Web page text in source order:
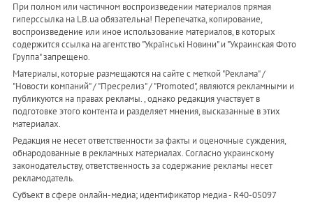
При полном или частичном воспроизведении материалов прямая
гиперссылка на LB.ua обязательна! Перепечатка, копирование,
воспроизведение или иное использование материалов, в которых
содержится ссылка на агентство "Українськi Новини" и "Украинская Фото
Группа" запрещено.
Материалы, которые размещаются на сайте с меткой "Реклама" /
"Новости компаний" / "Пресрелиз" / "Promoted", являются рекламными и
публикуются на правах рекламы. , однако редакция участвует в
подготовке этого контента и разделяет мнения, высказанные в этих
материалах.
Редакция не несет ответственности за факты и оценочные суждения,
обнародованные в рекламных материалах. Согласно украинскому
законодательству, ответственность за содержание рекламы несет
рекламодатель.
Субъект в сфере онлайн-медиа; идентификатор медиа - R40-05097